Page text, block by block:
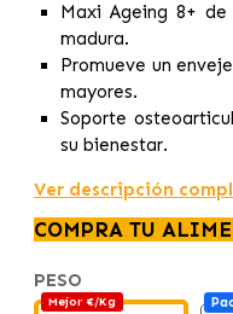
Maxi Ageing 8+ de
madura.
Promueve un
mayores.
Soporte
su bienestar.
Ver descripción
COMPRA TU
PESO
Mejor €/Kg